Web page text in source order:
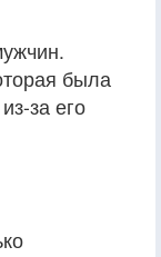
была
за его